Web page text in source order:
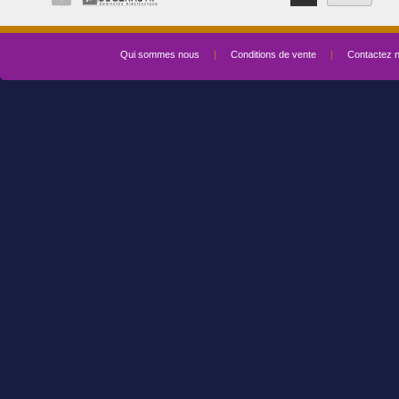
Qui sommes nous | Conditions de vente | Contactez